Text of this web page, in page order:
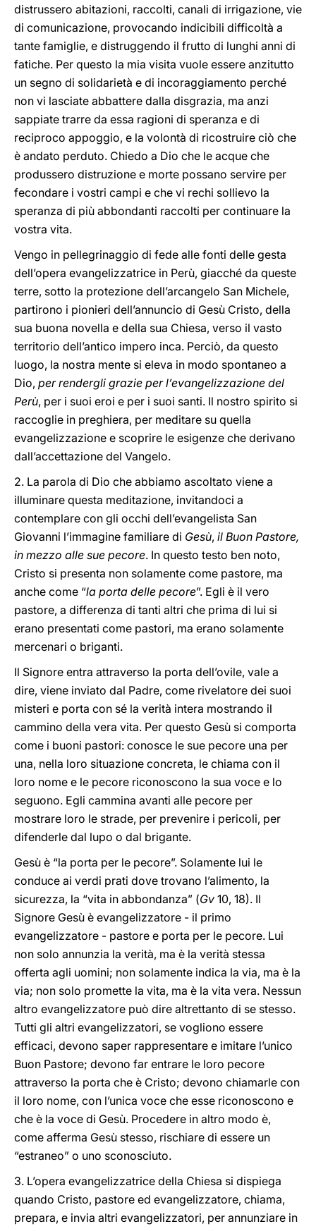
distrussero abitazioni, raccolti, canali di irrigazione, vie
di comunicazione, provocando indicibili difficoltà a
tante famiglie, e distruggendo il frutto di lunghi anni di
fatiche. Per questo la mia visita vuole essere anzitutto
un segno di solidarietà e di incoraggiamento perché
non vi lasciate abbattere dalla disgrazia, ma anzi
sappiate trarre da essa ragioni di speranza e di
reciproco appoggio, e la volontà di ricostruire ciò che
è andato perduto. Chiedo a Dio che le acque che
produssero distruzione e morte possano servire per
fecondare i vostri campi e che vi rechi sollievo la
speranza di più abbondanti raccolti per continuare la
vostra vita.
Vengo in pellegrinaggio di fede alle fonti delle gesta
dell’opera evangelizzatrice in Perù, giacché da queste
terre, sotto la protezione dell’arcangelo San Michele,
partirono i pionieri dell’annuncio di Gesù Cristo, della
sua buona novella e della sua Chiesa, verso il vasto
territorio dell’antico impero inca. Perciò, da questo
luogo, la nostra mente si eleva in modo spontaneo a
Dio, per rendergli grazie per l’evangelizzazione del
Perù, per i suoi eroi e per i suoi santi. Il nostro spirito si
raccoglie in preghiera, per meditare su quella
evangelizzazione e scoprire le esigenze che derivano
dall’accettazione del Vangelo.
2. La parola di Dio che abbiamo ascoltato viene a
illuminare questa meditazione, invitandoci a
contemplare con gli occhi dell’evangelista San
Giovanni l’immagine familiare di Gesù, il Buon Pastore,
in mezzo alle sue pecore. In questo testo ben noto,
Cristo si presenta non solamente come pastore, ma
anche come “la porta delle pecore”. Egli è il vero
pastore, a differenza di tanti altri che prima di lui si
erano presentati come pastori, ma erano solamente
mercenari o briganti.
Il Signore entra attraverso la porta dell’ovile, vale a
dire, viene inviato dal Padre, come rivelatore dei suoi
misteri e porta con sé la verità intera mostrando il
cammino della vera vita. Per questo Gesù si comporta
come i buoni pastori: conosce le sue pecore una per
una, nella loro situazione concreta, le chiama con il
loro nome e le pecore riconoscono la sua voce e lo
seguono. Egli cammina avanti alle pecore per
mostrare loro le strade, per prevenire i pericoli, per
difenderle dal lupo o dal brigante.
Gesù è “la porta per le pecore”. Solamente lui le
conduce ai verdi prati dove trovano l’alimento, la
sicurezza, la “vita in abbondanza” (Gv 10, 18). Il
Signore Gesù è evangelizzatore - il primo
evangelizzatore - pastore e porta per le pecore. Lui
non solo annunzia la verità, ma è la verità stessa
offerta agli uomini; non solamente indica la via, ma è la
via; non solo promette la vita, ma è la vita vera. Nessun
altro evangelizzatore può dire altrettanto di se stesso.
Tutti gli altri evangelizzatori, se vogliono essere
efficaci, devono saper rappresentare e imitare l’unico
Buon Pastore; devono far entrare le loro pecore
attraverso la porta che è Cristo; devono chiamarle con
il loro nome, con l’unica voce che esse riconoscono e
che è la voce di Gesù. Procedere in altro modo è,
come afferma Gesù stesso, rischiare di essere un
“estraneo” o uno sconosciuto.
3. L’opera evangelizzatrice della Chiesa si dispiega
quando Cristo, pastore ed evangelizzatore, chiama,
prepara, e invia altri evangelizzatori, per annunziare in